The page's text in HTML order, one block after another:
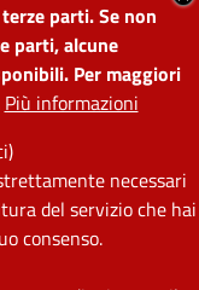
parti. Se non
parti, alcune
Per maggiori
Più informazioni
necessari
del servizio che hai
consenso.